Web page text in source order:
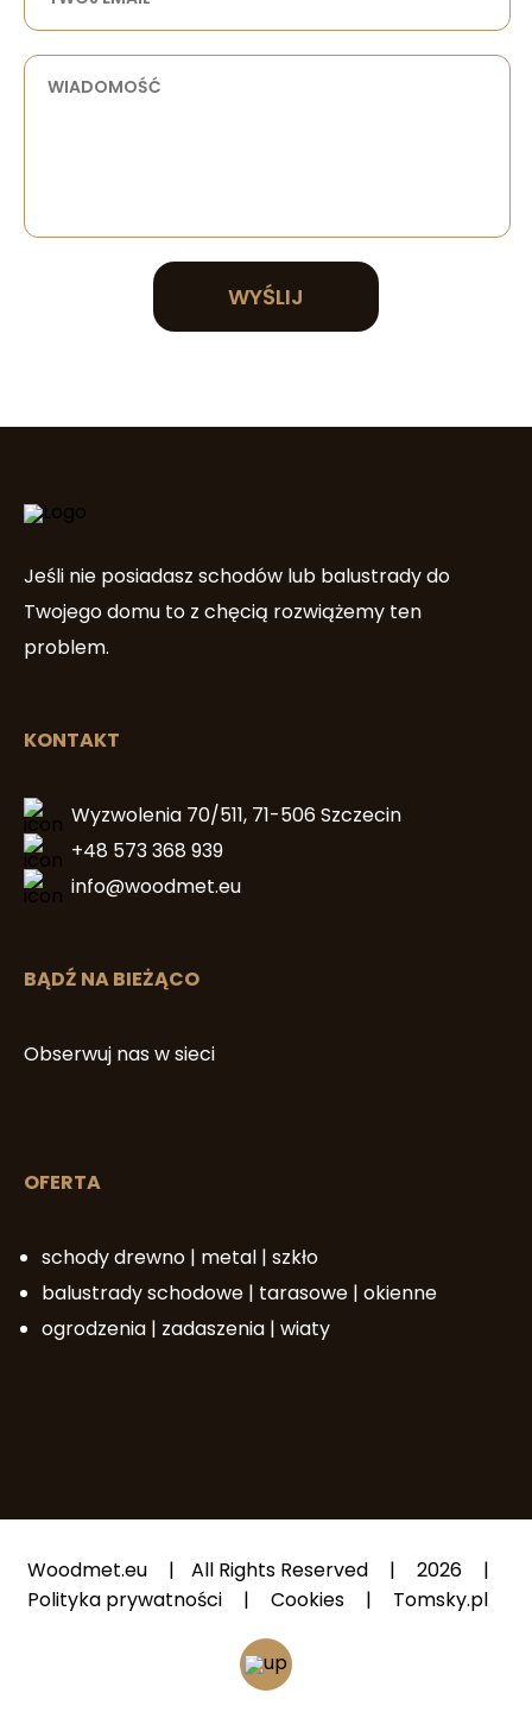
WYŚLIJ
Jeśli nie posiadasz schodów lub balustrady do
Twojego domu to z chęcią rozwiążemy ten
problem.
KONTAKT
Wyzwolenia 70/511, 71-506 Szczecin
+48 573 368 939
info@woodmet.eu
BĄDŹ NA BIEŻĄCO
Obserwuj nas w sieci
OFERTA
schody drewno | metal | szkło
balustrady schodowe | tarasowe | okienne
ogrodzenia | zadaszenia | wiaty
Woodmet.eu | All Rights Reserved | 2026
|
Polityka prywatności
| Cookies | Tomsky.pl